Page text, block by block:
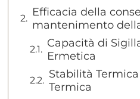
Efficacia della
mantenimento
Capacità di
Ermetica
Stabilità
Termica